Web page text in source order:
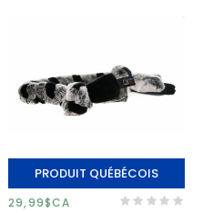
PRODUIT QUÉBÉCOIS
29,99$CA